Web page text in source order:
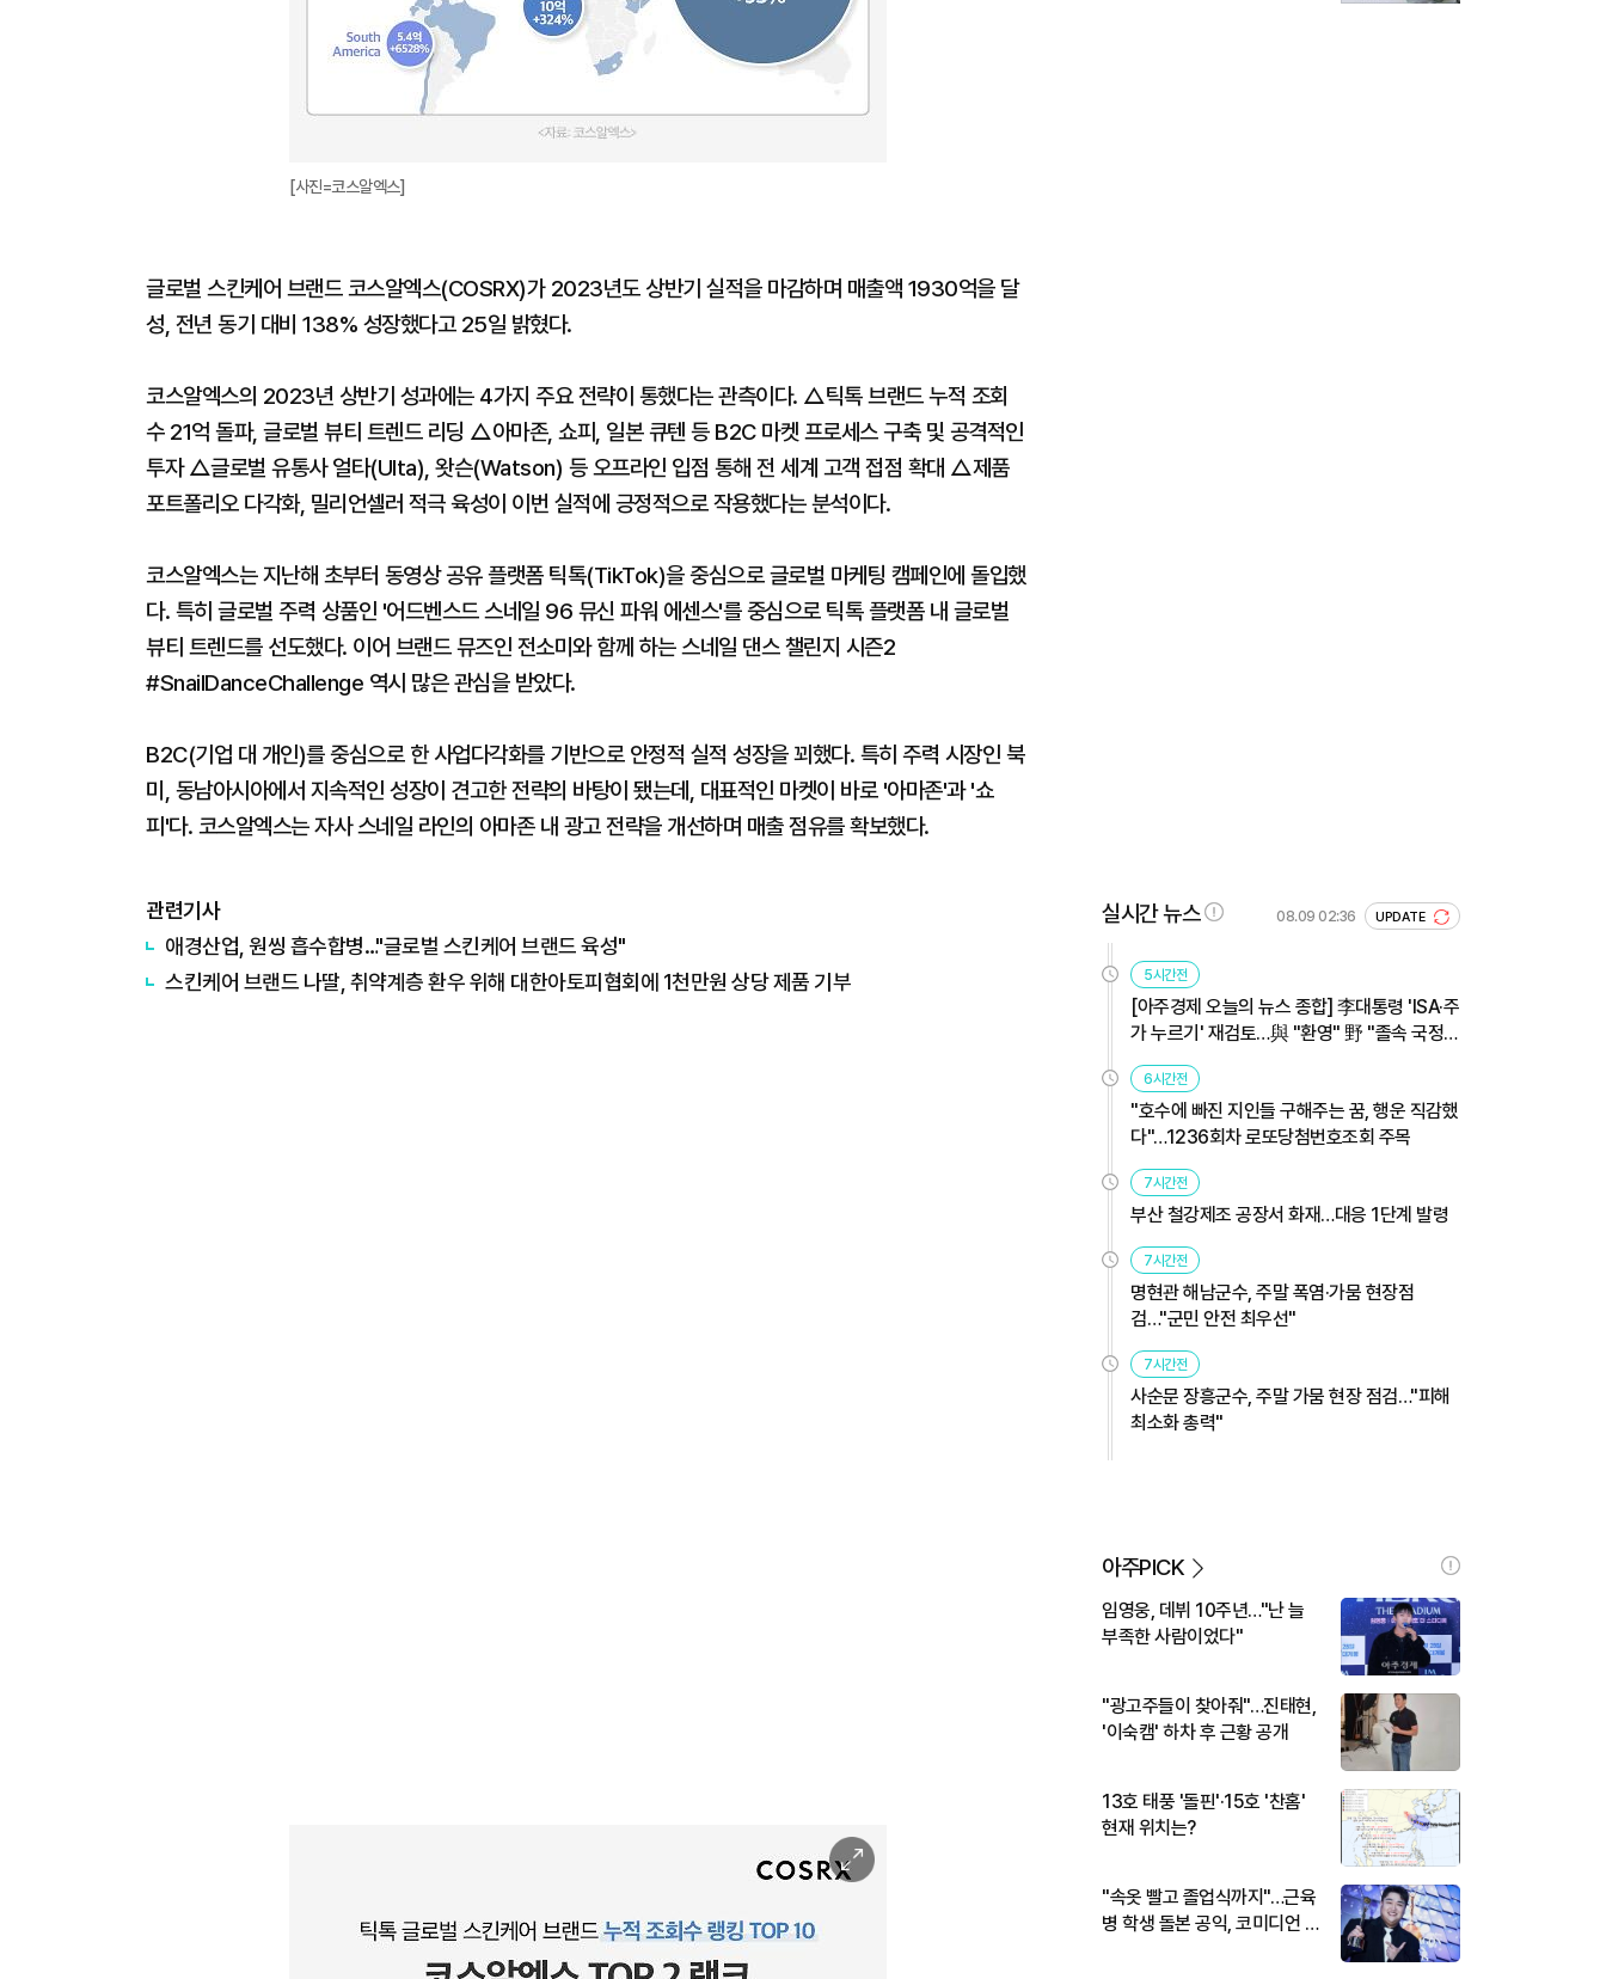
[사진=코스알엑스]
글로벌 스킨케어 브랜드 코스알엑스(COSRX)가 2023년도 상반기 실적을 마감하며 매출액 1930억을 달
성, 전년 동기 대비 138% 성장했다고 25일 밝혔다.
코스알엑스의 2023년 상반기 성과에는 4가지 주요 전략이 통했다는 관측이다. △틱톡 브랜드 누적 조회
수 21억 돌파, 글로벌 뷰티 트렌드 리딩 △아마존, 쇼피, 일본 큐텐 등 B2C 마켓 프로세스 구축 및 공격적인
투자 △글로벌 유통사 얼타(Ulta), 왓슨(Watson) 등 오프라인 입점 통해 전 세계 고객 접점 확대 △제품
포트폴리오 다각화, 밀리언셀러 적극 육성이 이번 실적에 긍정적으로 작용했다는 분석이다.
코스알엑스는 지난해 초부터 동영상 공유 플랫폼 틱톡(TikTok)을 중심으로 글로벌 마케팅 캠페인에 돌입했
다. 특히 글로벌 주력 상품인 '어드벤스드 스네일 96 뮤신 파워 에센스'를 중심으로 틱톡 플랫폼 내 글로벌
뷰티 트렌드를 선도했다. 이어 브랜드 뮤즈인 전소미와 함께 하는 스네일 댄스 챌린지 시즌2
#SnailDanceChallenge 역시 많은 관심을 받았다.
B2C(기업 대 개인)를 중심으로 한 사업다각화를 기반으로 안정적 실적 성장을 꾀했다. 특히 주력 시장인 북
미, 동남아시아에서 지속적인 성장이 견고한 전략의 바탕이 됐는데, 대표적인 마켓이 바로 '아마존'과 '쇼
피'다. 코스알엑스는 자사 스네일 라인의 아마존 내 광고 전략을 개선하며 매출 점유를 확보했다.
관련기사
애경산업, 원씽 흡수합병…"글로벌 스킨케어 브랜드 육성"
스킨케어 브랜드 나딸, 취약계층 환우 위해 대한아토피협회에 1천만원 상당 제품 기부
이
미
실시간 뉴스 08.09 02:36 UPDATE
5시간전
[아주경제 오늘의 뉴스 종합] 李대통령 'ISA·주
가 누르기' 재검토…與 "환영" 野 "졸속 국정"
外
6시간전
"호수에 빠진 지인들 구해주는 꿈, 행운 직감했
다"…1236회차 로또당첨번호조회 주목
7시간전
부산 철강제조 공장서 화재…대응 1단계 발령
7시간전
명현관 해남군수, 주말 폭염·가뭄 현장점
검…"군민 안전 최우선"
7시간전
사순문 장흥군수, 주말 가뭄 현장 점검…"피해
최소화 총력"
아주PICK
임영웅, 데뷔 10주년…"난 늘
부족한 사람이었다"
"광고주들이 찾아줘"…진태현,
'이숙캠' 하차 후 근황 공개
13호 태풍 '돌핀'·15호 '찬홈'
현재 위치는?
"속옷 빨고 졸업식까지"…근육
병 학생 돌본 공익, 코미디언 김